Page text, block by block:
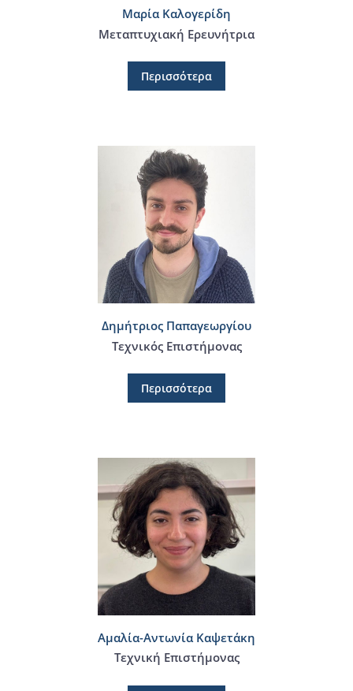
Μαρία Καλογερίδη
Μεταπτυχιακή Ερευνήτρια
Περισσότερα
Δημήτριος Παπαγεωργίου
Τεχνικός Επιστήμονας
Περισσότερα
Αμαλία-Αντωνία Καψετάκη
Τεχνική Επιστήμονας